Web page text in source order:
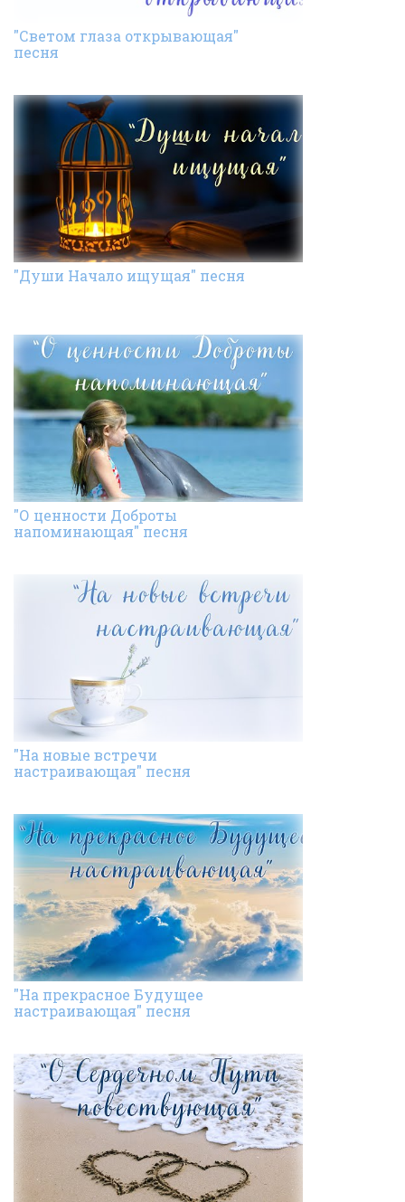
"Светом глаза открывающая"
песня
"Души Начало ищущая" песня
"О ценности Доброты
напоминающая" песня
"На новые встречи
настраивающая" песня
"На прекрасное Будущее
настраивающая" песня